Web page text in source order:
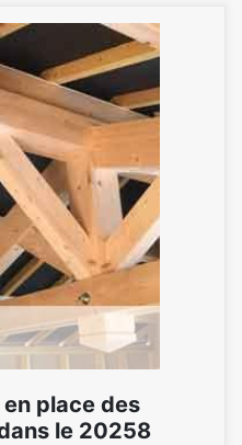
place des
le 20258